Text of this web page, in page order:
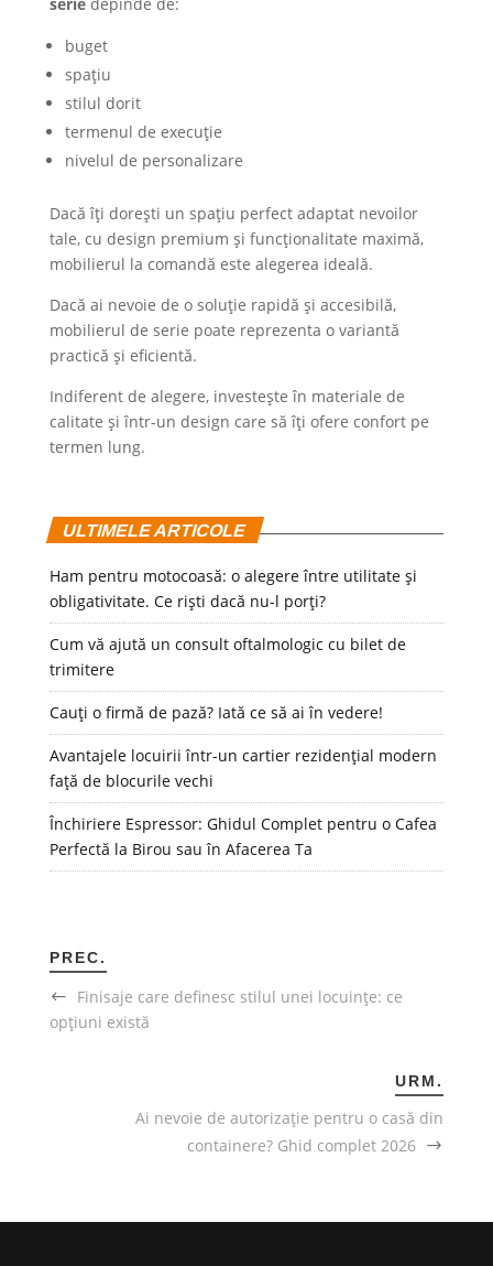
buget
spațiu
stilul dorit
termenul de execuție
nivelul de personalizare
Dacă îți dorești un spațiu perfect adaptat nevoilor
tale, cu design premium și funcționalitate maximă,
mobilierul la comandă este alegerea ideală.
Dacă ai nevoie de o soluție rapidă și accesibilă,
mobilierul de serie poate reprezenta o variantă
practică și eficientă.
Indiferent de alegere, investește în materiale de
calitate și într-un design care să îți ofere confort pe
termen lung.
ULTIMELE ARTICOLE
Ham pentru motocoasă: o alegere între utilitate și
obligativitate. Ce riști dacă nu-l porți?
Cum vă ajută un consult oftalmologic cu bilet de
trimitere
Cauți o firmă de pază? Iată ce să ai în vedere!
Avantajele locuirii într-un cartier rezidențial modern
față de blocurile vechi
Închiriere Espressor: Ghidul Complet pentru o Cafea
Perfectă la Birou sau în Afacerea Ta
PREC.
Finisaje care definesc stilul unei locuințe: ce
opțiuni există
URM.
Ai nevoie de autorizație pentru o casă din
containere? Ghid complet 2026